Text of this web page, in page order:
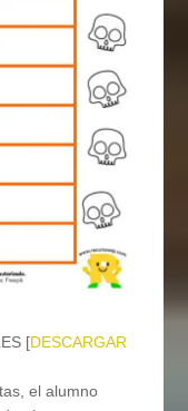
[DESCARGAR
el alumno